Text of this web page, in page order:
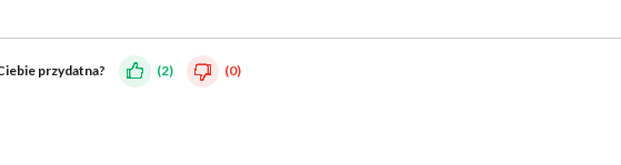
przydatna? (2) (0)